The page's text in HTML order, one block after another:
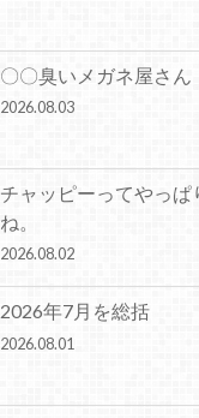
〇〇臭いメガネ屋さん
2026.08.03
チャッピーってやっぱ
ね。
2026.08.02
2026年7月を総括
2026.08.01